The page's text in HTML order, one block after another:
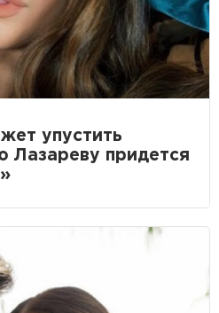
упустить
Лазареву придется